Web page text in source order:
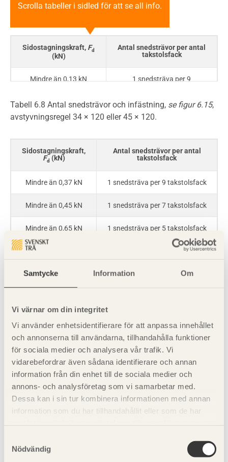
Samtycke Information Om
Vi värnar om din integritet
Vi använder enhetsidentifierare för att anpassa innehållet
och annonserna till användarna, tillhandahålla funktioner
för sociala medier och analysera vår trafik. Vi
vidarebefordrar även sådana identifierare och annan
information från din enhet till de sociala medier och
annons- och analysföretag som vi samarbetar med.
Dessa kan i sin tur kombinera informationen med annan
information som du har tillhandahållit eller som de har
Nödvändig
Scrolla tabeller i sidled för att se all info.
Sidostagningskraft, Fd
(kN)
Antal snedsträvor per antal
takstolsfack
Mindre än 0,13 kN
1 snedsträva per 9
Mindre än 0,17 kN
1 snedsträva per 7
takstolsfack
Mindre än 0,25 kN
1 snedsträva per 5
takstolsfack
Tabell 6.8 Antal snedsträvor och infästning, se figur 6.15,
avstyvningsregel 34 × 120 eller 45 × 120.
Sidostagningskraft,
Fd (kN)
Antal snedsträvor per antal
takstolsfack
Mindre än 0,37 kN 1 snedsträva per 9 takstolsfack
Mindre än 0,45 kN 1 snedsträva per 7 takstolsfack
Mindre än 0,65 kN 1 snedsträva per 5 takstolsfack
Mindre än 1,10 kN 1 snedsträva per 3 takstolsfack
Snedsträva ska monteras enligt figurer och tabeller för
respektive alternativ, dock minst två snedsträvor och
Diagonalernas sidostagningskraft, Fd, fås vid
dimensionering av takstol och markeras på ritning.
Antalet snedsträvor bestäms av
sidostagningskraftens storlek som dimensioneras för
medellång lastvaraktighetsklass och kan väljas enligt
tabell 6.7ochtabell 6.8.
glespanelen. Totalstabiliteten bör särskilt beaktas där